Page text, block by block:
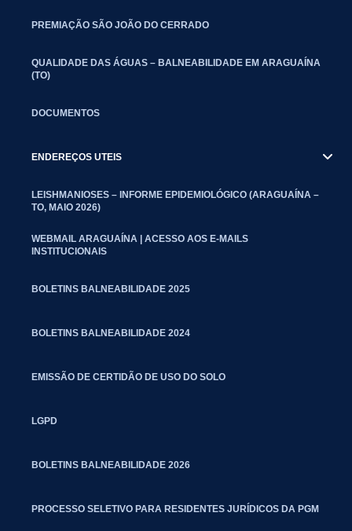
PREMIAÇÃO SÃO JOÃO DO CERRADO
QUALIDADE DAS ÁGUAS – BALNEABILIDADE EM ARAGUAÍNA
(TO)
DOCUMENTOS
ENDEREÇOS UTEIS
LEISHMANIOSES – INFORME EPIDEMIOLÓGICO (ARAGUAÍNA –
TO, MAIO 2026)
WEBMAIL ARAGUAÍNA | ACESSO AOS E-MAILS
INSTITUCIONAIS
BOLETINS BALNEABILIDADE 2025
BOLETINS BALNEABILIDADE 2024
EMISSÃO DE CERTIDÃO DE USO DO SOLO
LGPD
BOLETINS BALNEABILIDADE 2026
PROCESSO SELETIVO PARA RESIDENTES JURÍDICOS DA PGM